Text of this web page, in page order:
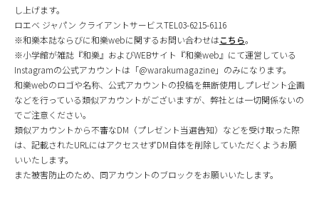
し上げます。
ロエベ ジャパン クライアントサービスTEL03-6215-6116
※和樂本誌ならびに和樂webに関するお問い合わせはこちら。
※小学館が雑誌『和樂』およびWEBサイト『和樂web』にて運営している
Instagramの公式アカウントは「@warakumagazine」のみになります。
和樂webのロゴや名称、公式アカウントの投稿を無断使用しプレゼント企画
などを行っている類似アカウントがございますが、弊社とは一切関係ないの
でご注意ください。
類似アカウントから不審なDM（プレゼント当選告知）などを受け取った際
は、記載されたURLにはアクセスせずDM自体を削除していただくようお願
いいたします。
また被害防止のため、同アカウントのブロックをお願いいたします。